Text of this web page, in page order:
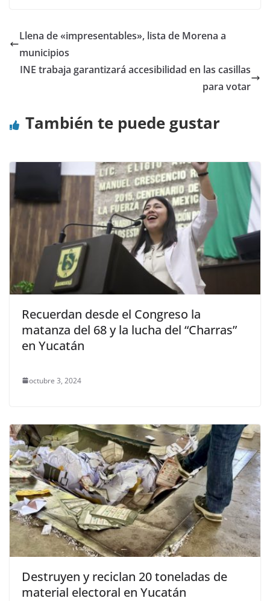
Llena de «impresentables», lista de Morena a
municipios
INE trabaja garantizará accesibilidad en las casillas
para votar
También te puede gustar
Recuerdan desde el Congreso la
matanza del 68 y la lucha del “Charras”
en Yucatán
octubre 3, 2024
Destruyen y reciclan 20 toneladas de
material electoral en Yucatán